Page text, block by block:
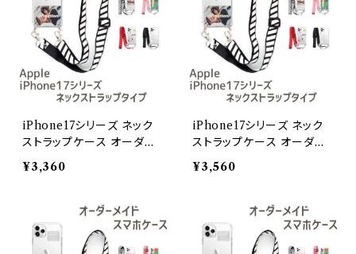
iPhone17シリーズ ネック
ストラップケース オーダー
メイドiPhone 17 Pro
¥3,360
iPhone17シリーズ ネック
ストラップケース オーダー
メイドiPhone 17 Pro Max
¥3,560